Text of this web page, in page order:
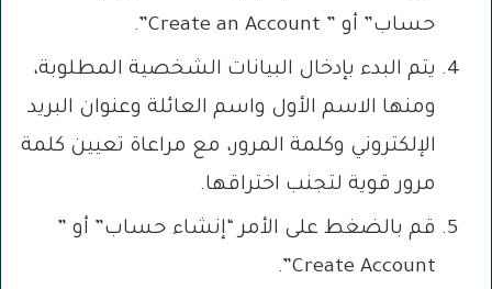
حساب” أو ” Create an Account”.
يتم البدء بإدخال البيانات الشخصية المطلوبة،
ومنها الاسم الأول واسم العائلة وعنوان البريد
الإلكتروني وكلمة المرور، مع مراعاة تعيين كلمة
مرور قوية لتجنب اختراقها.
قم بالضغط على الأمر “إنشاء حساب” أو ”
Create Account”.